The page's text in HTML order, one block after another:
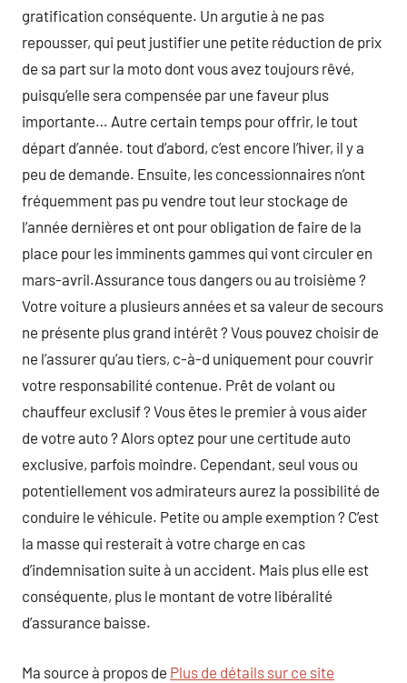
gratification conséquente. Un argutie à ne pas
repousser, qui peut justifier une petite réduction de prix
de sa part sur la moto dont vous avez toujours rêvé,
puisqu’elle sera compensée par une faveur plus
importante… Autre certain temps pour offrir, le tout
départ d’année. tout d’abord, c’est encore l’hiver, il y a
peu de demande. Ensuite, les concessionnaires n’ont
fréquemment pas pu vendre tout leur stockage de
l’année dernières et ont pour obligation de faire de la
place pour les imminents gammes qui vont circuler en
mars-avril.Assurance tous dangers ou au troisième ?
Votre voiture a plusieurs années et sa valeur de secours
ne présente plus grand intérêt ? Vous pouvez choisir de
ne l’assurer qu’au tiers, c-à-d uniquement pour couvrir
votre responsabilité contenue. Prêt de volant ou
chauffeur exclusif ? Vous êtes le premier à vous aider
de votre auto ? Alors optez pour une certitude auto
exclusive, parfois moindre. Cependant, seul vous ou
potentiellement vos admirateurs aurez la possibilité de
conduire le véhicule. Petite ou ample exemption ? C’est
la masse qui resterait à votre charge en cas
d’indemnisation suite à un accident. Mais plus elle est
conséquente, plus le montant de votre libéralité
d’assurance baisse.
Ma source à propos de Plus de détails sur ce site